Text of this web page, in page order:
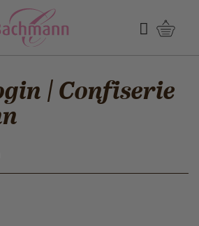
Suchen
| Confiserie